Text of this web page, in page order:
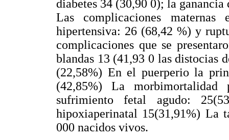
diabetes 34 (30,90 0); la
Las complicaciones
hipertensiva: 26 (68,42 %) y
complicaciones que se
blandas 13 (41,93 0 las distocias
(22,58%) En el puerperio la
(42,85%) La morbimortalidad
sufrimiento fetal agudo:
hipoxiaperinatal 15(31,91%) La
000 nacidos vivos.